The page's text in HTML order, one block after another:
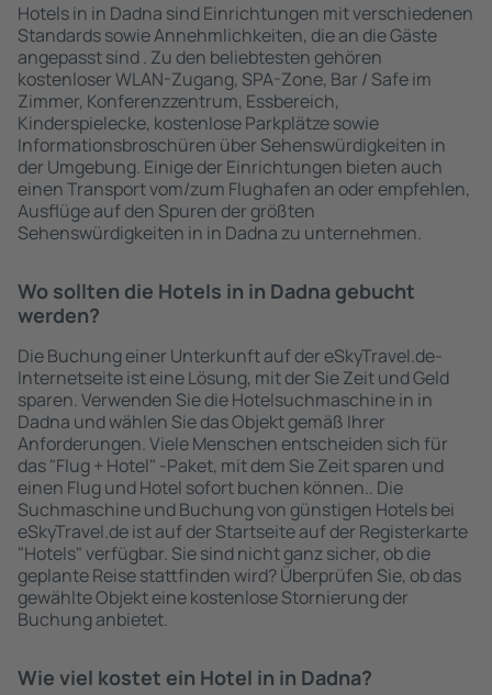
Hotels in in Dadna sind Einrichtungen mit verschiedenen
Standards sowie Annehmlichkeiten, die an die Gäste
angepasst sind . Zu den beliebtesten gehören
kostenloser WLAN-Zugang, SPA-Zone, Bar / Safe im
Zimmer, Konferenzzentrum, Essbereich,
Kinderspielecke, kostenlose Parkplätze sowie
Informationsbroschüren über Sehenswürdigkeiten in
der Umgebung. Einige der Einrichtungen bieten auch
einen Transport vom/zum Flughafen an oder empfehlen,
Ausflüge auf den Spuren der größten
Sehenswürdigkeiten in in Dadna zu unternehmen.
Wo sollten die Hotels in in Dadna gebucht
werden?
Die Buchung einer Unterkunft auf der eSkyTravel.de-
Internetseite ist eine Lösung, mit der Sie Zeit und Geld
sparen. Verwenden Sie die Hotelsuchmaschine in in
Dadna und wählen Sie das Objekt gemäß Ihrer
Anforderungen. Viele Menschen entscheiden sich für
das "Flug + Hotel" -Paket, mit dem Sie Zeit sparen und
einen Flug und Hotel sofort buchen können.. Die
Suchmaschine und Buchung von günstigen Hotels bei
eSkyTravel.de ist auf der Startseite auf der Registerkarte
"Hotels" verfügbar. Sie sind nicht ganz sicher, ob die
geplante Reise stattfinden wird? Überprüfen Sie, ob das
gewählte Objekt eine kostenlose Stornierung der
Buchung anbietet.
Wie viel kostet ein Hotel in in Dadna?